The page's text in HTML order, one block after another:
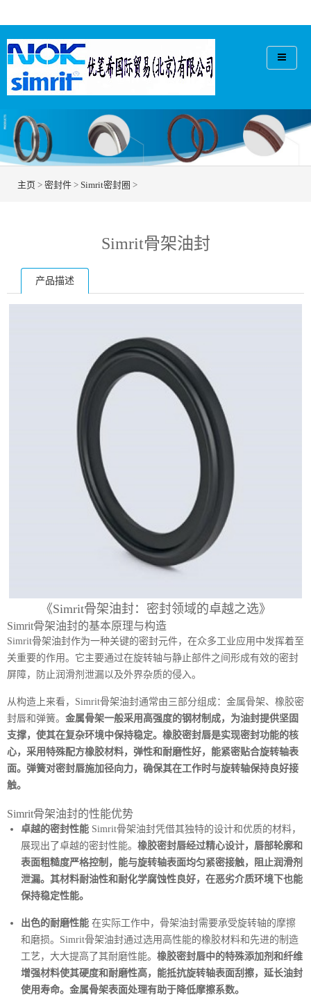
主页 > 密封件 > Simrit密封圈 >
Simrit骨架油封
产品描述
《Simrit骨架油封：密封领域的卓越之选》
Simrit骨架油封的基本原理与构造
Simrit骨架油封作为一种关键的密封元件，在众多工业应用中发挥着至
关重要的作用。它主要通过在旋转轴与静止部件之间形成有效的密封
屏障，防止润滑剂泄漏以及外界杂质的侵入。
从构造上来看，Simrit骨架油封通常由三部分组成：金属骨架、橡胶密
封唇和弹簧。 金属骨架一般采用高强度的钢材制成，为油封提供坚固
支撑，使其在复杂环境中保持稳定。橡胶密封唇是实现密封功能的核
心，采用特殊配方橡胶材料，弹性和耐磨性好，能紧密贴合旋转轴表
面。弹簧对密封唇施加径向力，确保其在工作时与旋转轴保持良好接
触。
Simrit骨架油封的性能优势
卓越的密封性能 Simrit骨架油封凭借其独特的设计和优质的材料，
展现出了卓越的密封性能。 橡胶密封唇经过精心设计，唇部轮廓和
表面粗糙度严格控制，能与旋转轴表面均匀紧密接触，阻止润滑剂
泄漏。其材料耐油性和耐化学腐蚀性良好，在恶劣介质环境下也能
保持稳定性能。
出色的耐磨性能 在实际工作中，骨架油封需要承受旋转轴的摩擦
和磨损。Simrit骨架油封通过选用高性能的橡胶材料和先进的制造
工艺，大大提高了其耐磨性能。 橡胶密封唇中的特殊添加剂和纤维
增强材料使其硬度和耐磨性高，能抵抗旋转轴表面刮擦，延长油封
使用寿命。金属骨架表面处理有助于降低摩擦系数。